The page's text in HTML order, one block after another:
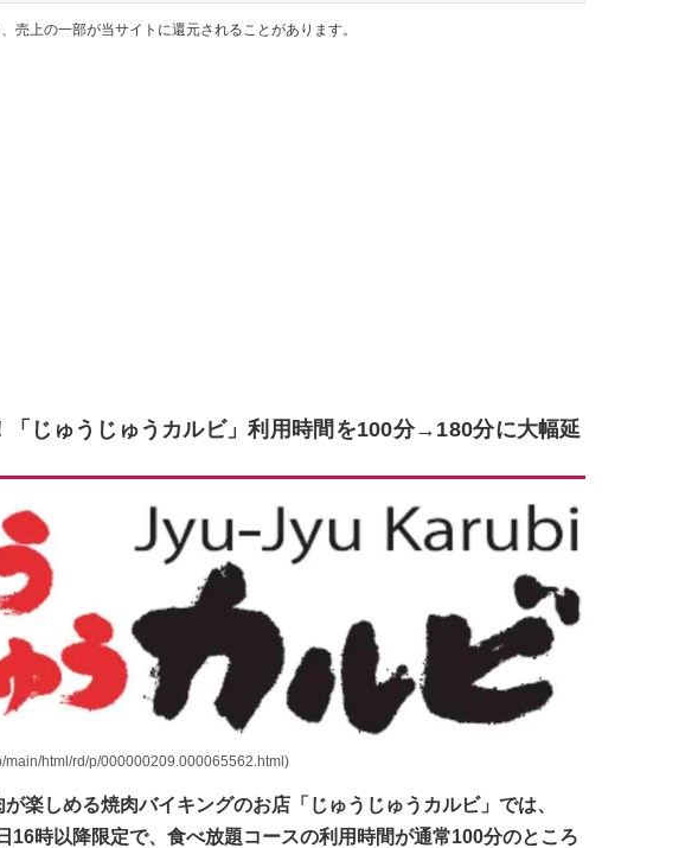
売上の一部が当サイトに還元されることがあります。
「じゅうじゅうカルビ」利用時間を100分→180分に大幅延
main/html/rd/p/000000209.000065562.html)
楽しめる焼肉バイキングのお店「じゅうじゅうカルビ」では、
16時以降限定で、食べ放題コースの利用時間が通常100分のところ